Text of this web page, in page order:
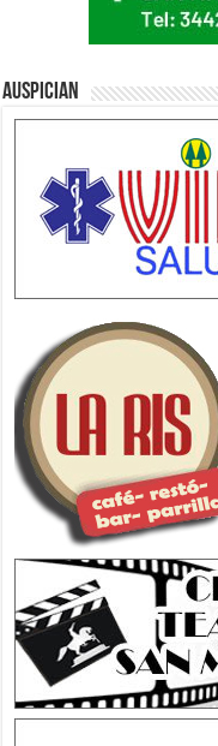
Auspician